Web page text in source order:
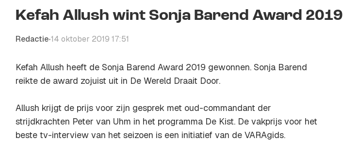
Kefah Allush wint Sonja Barend Award 2019
Redactie•14 oktober 2019 17:51
Kefah Allush heeft de Sonja Barend Award 2019 gewonnen. Sonja Barend
reikte de award zojuist uit in De Wereld Draait Door.
Allush krijgt de prijs voor zijn gesprek met oud-commandant der
strijdkrachten Peter van Uhm in het programma De Kist. De vakprijs voor het
beste tv-interview van het seizoen is een initiatief van de VARAgids.